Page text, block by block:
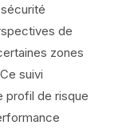
de
zones
suivi
profil de risque